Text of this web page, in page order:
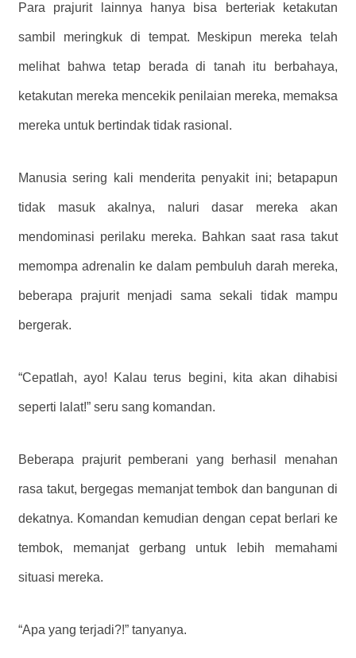
Para prajurit lainnya hanya bisa berteriak ketakutan
sambil meringkuk di tempat. Meskipun mereka telah
melihat bahwa tetap berada di tanah itu berbahaya,
ketakutan mereka mencekik penilaian mereka, memaksa
mereka untuk bertindak tidak rasional.
Manusia sering kali menderita penyakit ini; betapapun
tidak masuk akalnya, naluri dasar mereka akan
mendominasi perilaku mereka. Bahkan saat rasa takut
memompa adrenalin ke dalam pembuluh darah mereka,
beberapa prajurit menjadi sama sekali tidak mampu
bergerak.
“Cepatlah, ayo! Kalau terus begini, kita akan dihabisi
seperti lalat!” seru sang komandan.
Beberapa prajurit pemberani yang berhasil menahan
rasa takut, bergegas memanjat tembok dan bangunan di
dekatnya. Komandan kemudian dengan cepat berlari ke
tembok, memanjat gerbang untuk lebih memahami
situasi mereka.
“Apa yang terjadi?!” tanyanya.